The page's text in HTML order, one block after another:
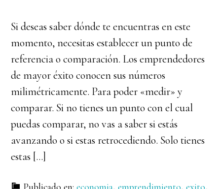
Si deseas saber dónde te encuentras en este
momento, necesitas establecer un punto de
referencia o comparación. Los emprendedores
de mayor éxito conocen sus números
milimétricamente. Para poder «medir» y
comparar. Si no tienes un punto con el cual
puedas comparar, no vas a saber si estás
avanzando o si estas retrocediendo. Solo tienes
estas […]